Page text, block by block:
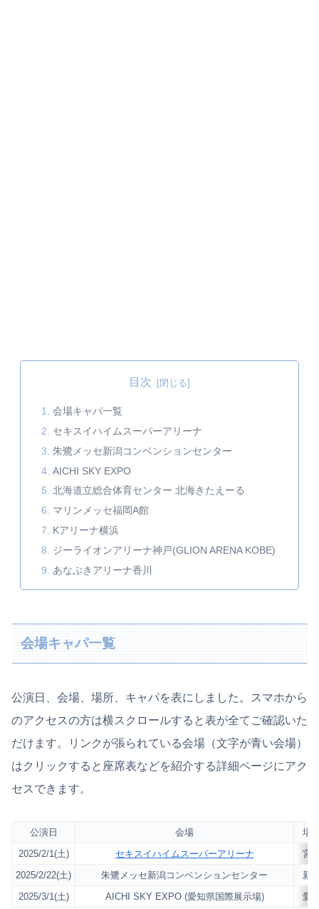
目次
会場キャパ一覧
セキスイハイムスーパーアリーナ
朱鷺メッセ新潟コンベンションセンター
AICHI SKY EXPO
北海道立総合体育センター 北海きたえーる
マリンメッセ福岡A館
Kアリーナ横浜
ジーライオンアリーナ神戸(GLION ARENA KOBE)
あなぶきアリーナ香川
会場キャパ一覧
公演日、会場、場所、キャパを表にしました。スマホから
のアクセスの方は横スクロールすると表が全てご確認いた
だけます。リンクが張られている会場（文字が青い会場）
はクリックすると座席表などを紹介する詳細ページにアク
セスできます。
公演日 会場
場
2025/2/1(土)
セキスイハイムスーパーアリーナ
宮
2025/2/22(土)
朱鷺メッセ新潟コンベンションセンター
新
2025/3/1(土)
AICHI SKY EXPO (愛知県国際展示場)
愛